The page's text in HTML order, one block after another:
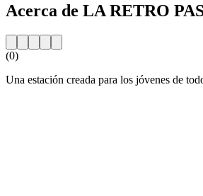
Acerca de LA RETRO
(0)
Una estación creada para los jóvenes de